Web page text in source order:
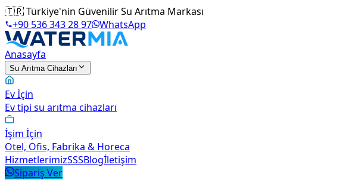
🇹🇷 Türkiye'nin Güvenilir Su Arıtma Markası
+90 536 343 28 97 WhatsApp
Anasayfa
Su Arıtma Cihazları
Ev İçin
Ev tipi su arıtma cihazları
İşim İçin
Otel, Ofis, Fabrika & Horeca
HizmetlerimizSSSBlogİletişim
Sipariş Ver